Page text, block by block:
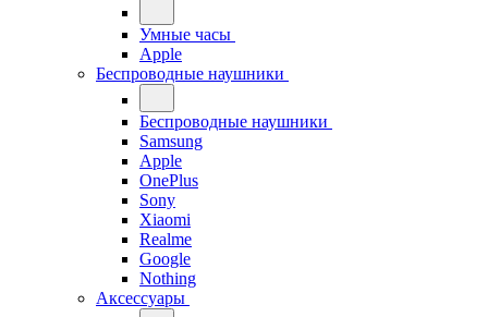
Умные часы
Apple
Беспроводные наушники
Беспроводные наушники
Samsung
Apple
OnePlus
Sony
Xiaomi
Realme
Google
Nothing
Аксессуары